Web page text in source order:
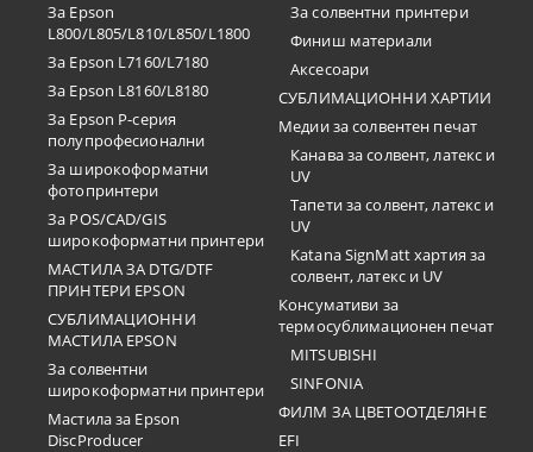
За Epson
L800/L805/L810/L850/L1800
За Epson L7160/L7180
За Epson L8160/L8180
За Epson P-серия
полупрофесионални
За широкоформатни
фотопринтери
За POS/CAD/GIS
широкоформатни принтери
МАСТИЛА ЗА DTG/DTF
ПРИНТЕРИ EPSON
СУБЛИМАЦИОННИ
МАСТИЛА EPSON
За солвентни
широкоформатни принтери
Мастила за Epson
DiscProducer
За солвентни принтери
Финиш материали
Аксесоари
СУБЛИМАЦИОННИ ХАРТИИ
Медии за солвентен печат
Канава за солвент, латекс и
UV
Тапети за солвент, латекс и
UV
Katana SignMatt хартия за
солвент, латекс и UV
Консумативи за
термосублимационен печат
MITSUBISHI
SINFONIA
ФИЛМ ЗА ЦВЕТООТДЕЛЯНЕ
EFI